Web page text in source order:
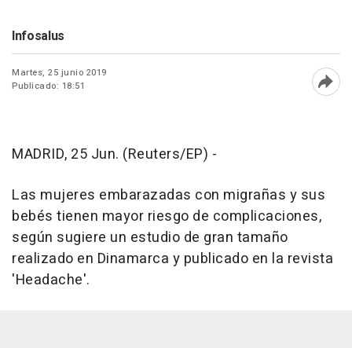
Infosalus
Martes, 25 junio 2019
Publicado: 18:51
MADRID, 25 Jun. (Reuters/EP) -
Las mujeres embarazadas con migrañas y sus
bebés tienen mayor riesgo de complicaciones,
según sugiere un estudio de gran tamaño
realizado en Dinamarca y publicado en la revista
'Headache'.